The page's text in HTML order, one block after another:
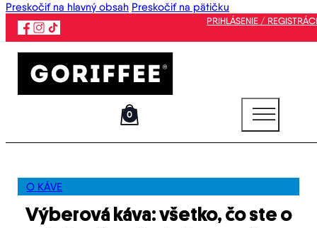
Preskočiť na hlavný obsah Preskočiť na pätičku
PRIHLÁSENIE /
0
O KÁVE
Výberová káva: všetko, čo ste o